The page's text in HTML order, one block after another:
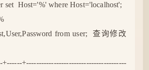
set Host='%' where Host='localhost';
from user; 查询修改
+----------------------------------------